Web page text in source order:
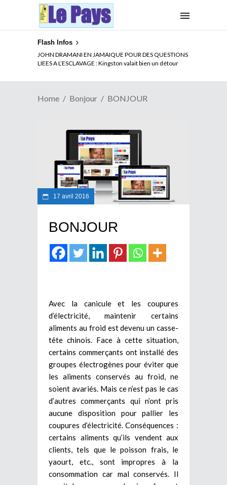
Flash Infos
JOHN DRAMANI EN JAMAIQUE POUR DES QUESTIONS
LIEES A L’ESCLAVAGE : Kingston valait bien un détour
Home Bonjour BONJOUR
17 avril 2016
BONJOUR
Avec la canicule et les coupures
d’électricité, maintenir certains
aliments au froid est devenu un casse-
tête chinois. Face à cette situation,
certains commerçants ont installé des
groupes électrogènes pour éviter que
les aliments conservés au froid, ne
soient avariés. Mais ce n’est pas le cas
d’autres commerçants qui n’ont pris
aucune disposition pour pallier les
coupures d’électricité. Conséquences :
certains aliments qu’ils vendent aux
clients, tels que le poisson frais, le
yaourt, etc., sont impropres à la
consommation car mal conservés. Il